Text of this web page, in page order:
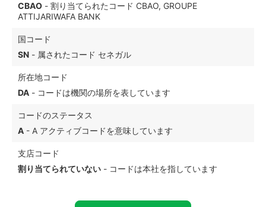
CBAO - 割り当てられたコード CBAO, GROUPE
ATTIJARIWAFA BANK
国コード
SN - 属されたコード セネガル
所在地コード
DA - コードは機関の場所を表しています
コードのステータス
A - A アクティブコードを意味しています
支店コード
割り当てられていない - コードは本社を指しています